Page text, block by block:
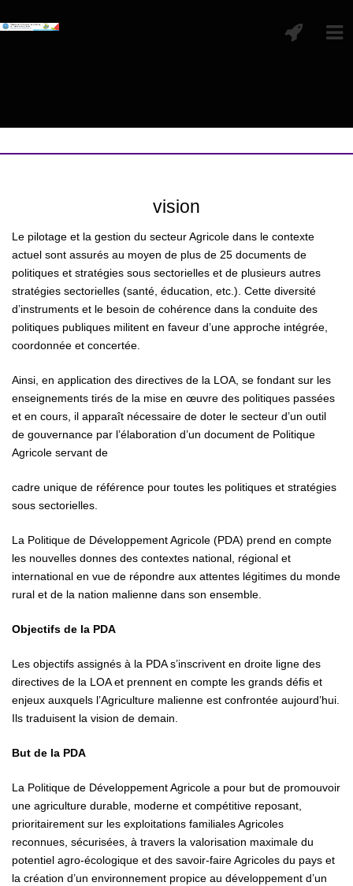
vision
Le pilotage et la gestion du secteur Agricole dans le contexte
actuel sont assurés au moyen de plus de 25 documents de
politiques et stratégies sous sectorielles et de plusieurs autres
stratégies sectorielles (santé, éducation, etc.). Cette diversité
d’instruments et le besoin de cohérence dans la conduite des
politiques publiques militent en faveur d’une approche intégrée,
coordonnée et concertée.
Ainsi, en application des directives de la LOA, se fondant sur les
enseignements tirés de la mise en œuvre des politiques passées
et en cours, il apparaît nécessaire de doter le secteur d’un outil
de gouvernance par l’élaboration d’un document de Politique
Agricole servant de
cadre unique de référence pour toutes les politiques et stratégies
sous sectorielles.
La Politique de Développement Agricole (PDA) prend en compte
les nouvelles donnes des contextes national, régional et
international en vue de répondre aux attentes légitimes du monde
rural et de la nation malienne dans son ensemble.
Objectifs de la PDA
Les objectifs assignés à la PDA s’inscrivent en droite ligne des
directives de la LOA et prennent en compte les grands défis et
enjeux auxquels l’Agriculture malienne est confrontée aujourd’hui.
Ils traduisent la vision de demain.
But de la PDA
La Politique de Développement Agricole a pour but de promouvoir
une agriculture durable, moderne et compétitive reposant,
prioritairement sur les exploitations familiales Agricoles
reconnues, sécurisées, à travers la valorisation maximale du
potentiel agro-écologique et des savoir-faire Agricoles du pays et
la création d’un environnement propice au développement d’un